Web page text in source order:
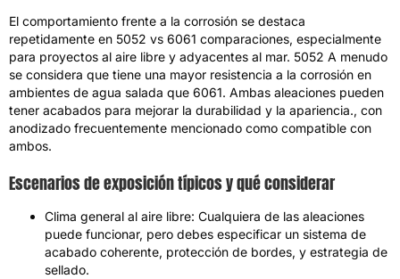
El comportamiento frente a la corrosión se destaca
repetidamente en 5052 vs 6061 comparaciones, especialmente
para proyectos al aire libre y adyacentes al mar. 5052 A menudo
se considera que tiene una mayor resistencia a la corrosión en
ambientes de agua salada que 6061. Ambas aleaciones pueden
tener acabados para mejorar la durabilidad y la apariencia., con
anodizado frecuentemente mencionado como compatible con
ambos.
Escenarios de exposición típicos y qué considerar
Clima general al aire libre: Cualquiera de las aleaciones
puede funcionar, pero debes especificar un sistema de
acabado coherente, protección de bordes, y estrategia de
sellado.